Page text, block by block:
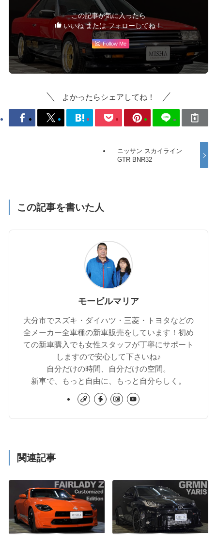
この記事が気に入ったら
いいね または フォローしてね！
Follow Me
よかったらシェアしてね！
ニッサン スカイライン
GTR BNR32
この記事を書いた人
モービルマリア
大分市でスズキ・ダイハツ・三菱・トヨタなどの
全メーカー全車種の新車販売をしています！初め
ての新車購入でも女性スタッフが丁寧にサポート
しますので安心して下さいね♪
自分だけの時間、自分だけの空間。
新車で、もっと自由に、もっと自分らしく。
関連記事